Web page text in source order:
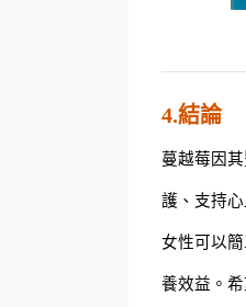
4.結論
蔓越莓因
護、支持
女性可以
養效益。